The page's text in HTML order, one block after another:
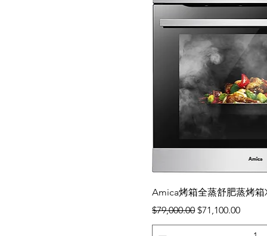
快速瀏
Amica烤箱全蒸舒肥蒸烤箱
一般價格
$79,000.00 促銷價格
$71,100.00